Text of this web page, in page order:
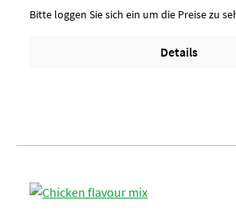
PaletteArtikel-StatusHalal geeignet
Bitte loggen Sie sich ein um die Preise zu
Details